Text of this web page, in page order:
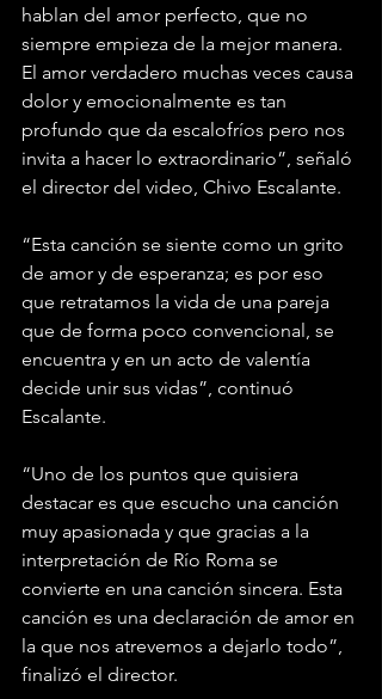
hablan del amor perfecto, que no
siempre empieza de la mejor manera.
El amor verdadero muchas veces causa
dolor y emocionalmente es tan
profundo que da escalofríos pero nos
invita a hacer lo extraordinario”, señaló
el director del video, Chivo Escalante.
“Esta canción se siente como un grito
de amor y de esperanza; es por eso
que retratamos la vida de una pareja
que de forma poco convencional, se
encuentra y en un acto de valentía
decide unir sus vidas”, continuó
Escalante.
“Uno de los puntos que quisiera
destacar es que escucho una canción
muy apasionada y que gracias a la
interpretación de Río Roma se
convierte en una canción sincera. Esta
canción es una declaración de amor en
la que nos atrevemos a dejarlo todo”,
finalizó el director.